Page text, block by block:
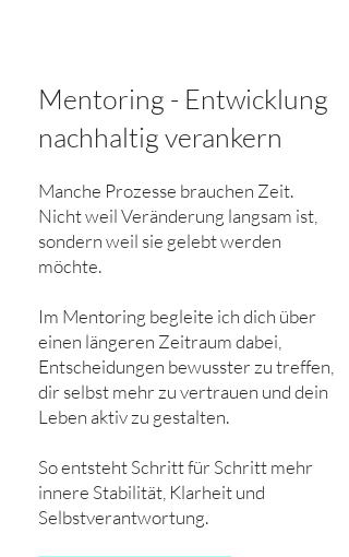
Mentoring - Entwicklung
nachhaltig verankern
Manche Prozesse brauchen Zeit.
Nicht weil Veränderung langsam ist,
sondern weil sie gelebt werden
möchte.
Im Mentoring begleite ich dich über
einen längeren Zeitraum dabei,
Entscheidungen bewusster zu treffen,
dir selbst mehr zu vertrauen und dein
Leben aktiv zu gestalten.
So entsteht Schritt für Schritt mehr
innere Stabilität, Klarheit und
Selbstverantwortung.